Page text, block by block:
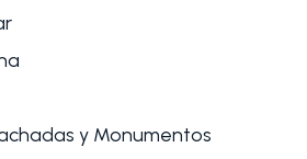
y Monumentos